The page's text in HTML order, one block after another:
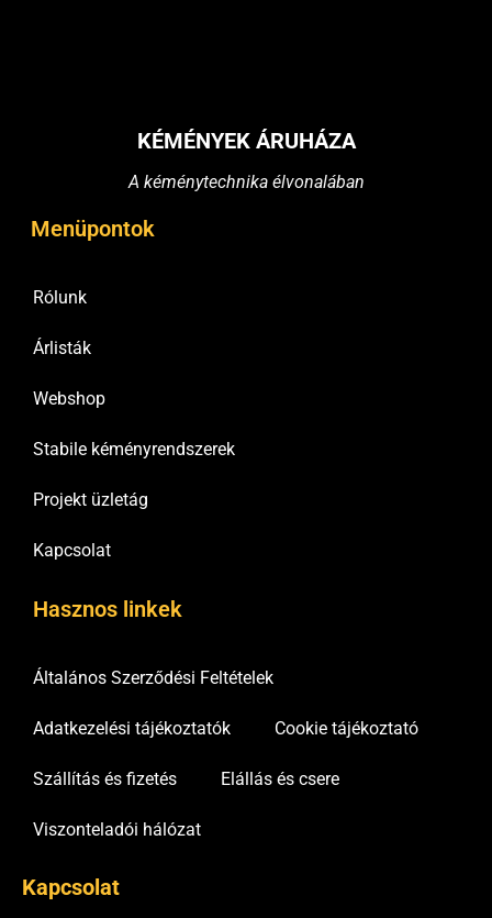
KÉMÉNYEK ÁRUHÁZA
A kéménytechnika élvonalában
Menüpontok
Rólunk
Árlisták
Webshop
Stabile kéményrendszerek
Projekt üzletág
Kapcsolat
Hasznos linkek
Általános Szerződési Feltételek
Adatkezelési tájékoztatók Cookie tájékoztató
Szállítás és fizetés Elállás és csere
Viszonteladói hálózat
Kapcsolat